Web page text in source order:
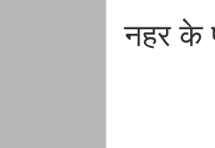
नहर के